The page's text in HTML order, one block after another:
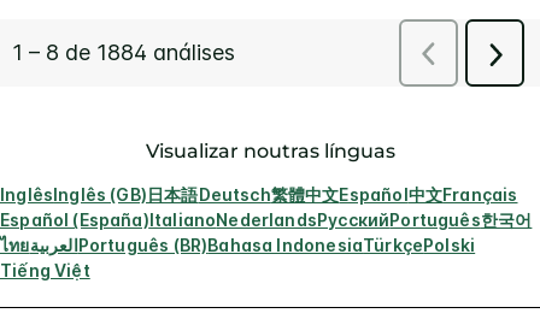
Visualizar noutras línguas
InglêsInglês (GB)日本語Deutsch繁體中文Español中文Français
Español (España)ItalianoNederlandsРусскийPortuguês한국어
ไทยالعربيةPortuguês (BR)Bahasa IndonesiaTürkçePolski
Tiếng Việt